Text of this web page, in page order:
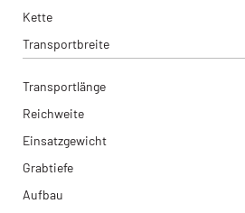
Kette
Transportbreite
Transportlänge
Reichweite
Einsatzgewicht
Grabtiefe
Aufbau